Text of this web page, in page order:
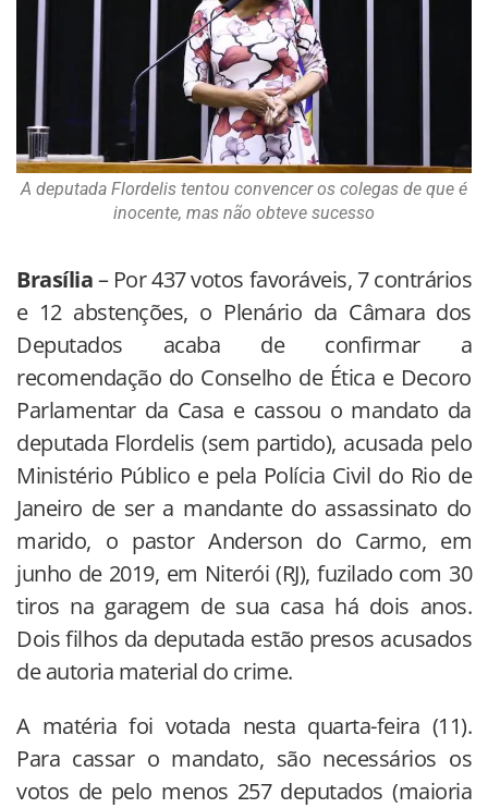
A deputada Flordelis tentou convencer os colegas de que é
inocente, mas não obteve sucesso
Brasília– Por 437 votos favoráveis, 7 contrários
e 12 abstenções, o Plenário da Câmara dos
Deputados acaba de confirmar a
recomendação do Conselho de Ética e Decoro
Parlamentar da Casa e cassou o mandato da
deputada Flordelis (sem partido), acusada pelo
Ministério Público e pela Polícia Civil do Rio de
Janeiro de ser a mandante do assassinato do
marido, o pastor Anderson do Carmo, em
junho de 2019, em Niterói (RJ), fuzilado com 30
tiros na garagem de sua casa há dois anos.
Dois filhos da deputada estão presos acusados
de autoria material do crime.
A matéria foi votada nesta quarta-feira (11).
Para cassar o mandato, são necessários os
votos de pelo menos 257 deputados (maioria